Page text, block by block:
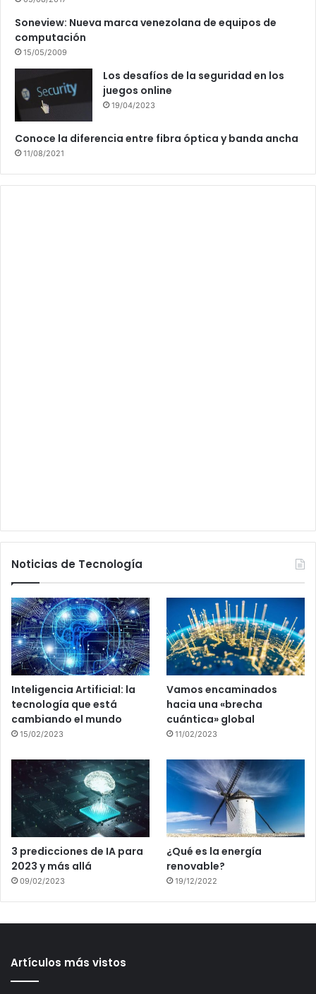
Soneview: Nueva marca venezolana de equipos de
computación
15/05/2009
Los desafíos de la seguridad en los
juegos online
19/04/2023
Conoce la diferencia entre fibra óptica y banda ancha
11/08/2021
Noticias de Tecnología
Inteligencia Artificial: la
tecnología que está
cambiando el mundo
15/02/2023
Vamos encaminados
hacia una «brecha
cuántica» global
11/02/2023
3 predicciones de IA para
2023 y más allá
09/02/2023
¿Qué es la energía
renovable?
19/12/2022
Artículos más vistos